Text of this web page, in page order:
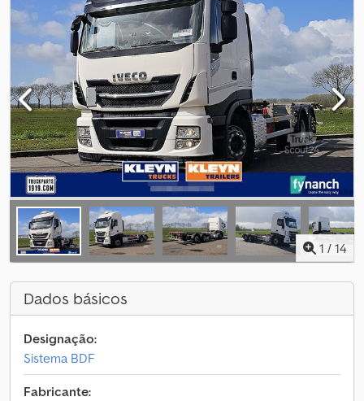
1 / 14
Dados básicos
Designação:
Sistema BDF
Fabricante: